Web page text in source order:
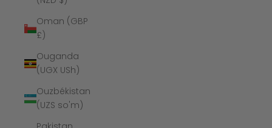
Oman (GBP
£)
Ouganda
(UGX USh)
Ouzbékistan
(UZS so'm)